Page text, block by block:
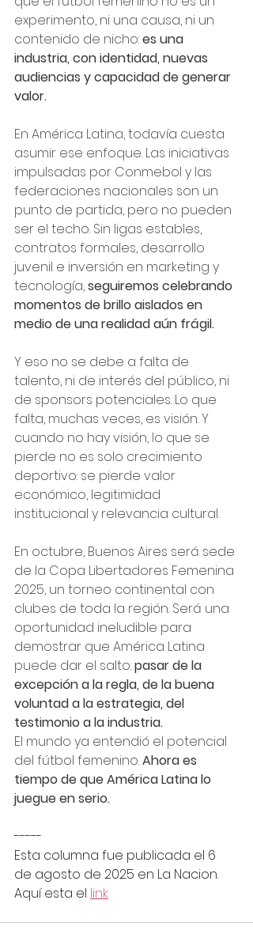
experimento, ni una causa, ni un
contenido de nicho: es una
industria, con identidad, nuevas
audiencias y capacidad de generar
valor.
En América Latina, todavía cuesta
asumir ese enfoque. Las iniciativas
impulsadas por Conmebol y las
federaciones nacionales son un
punto de partida, pero no pueden
ser el techo. Sin ligas estables,
contratos formales, desarrollo
juvenil e inversión en marketing y
tecnología, seguiremos celebrando
momentos de brillo aislados en
medio de una realidad aún frágil.
Y eso no se debe a falta de
talento, ni de interés del público, ni
de sponsors potenciales. Lo que
falta, muchas veces, es visión. Y
cuando no hay visión, lo que se
pierde no es solo crecimiento
deportivo: se pierde valor
económico, legitimidad
institucional y relevancia cultural.
En octubre, Buenos Aires será sede
de la Copa Libertadores Femenina
2025, un torneo continental con
clubes de toda la región. Será una
oportunidad ineludible para
demostrar que América Latina
puede dar el salto: pasar de la
excepción a la regla, de la buena
voluntad a la estrategia, del
testimonio a la industria.
El mundo ya entendió el potencial
del fútbol femenino. Ahora es
tiempo de que América Latina lo
juegue en serio.
-----
Esta columna fue publicada el 6
de agosto de 2025 en La Nacion.
Aquí esta el link